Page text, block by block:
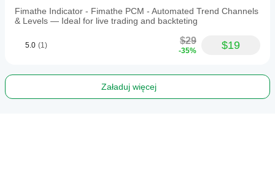
Fimathe Indicator - Fimathe PCM - Automated Trend Channels
& Levels — Ideal for live trading and backteting
5.0 (1) $29
-35% $19
Załaduj więcej